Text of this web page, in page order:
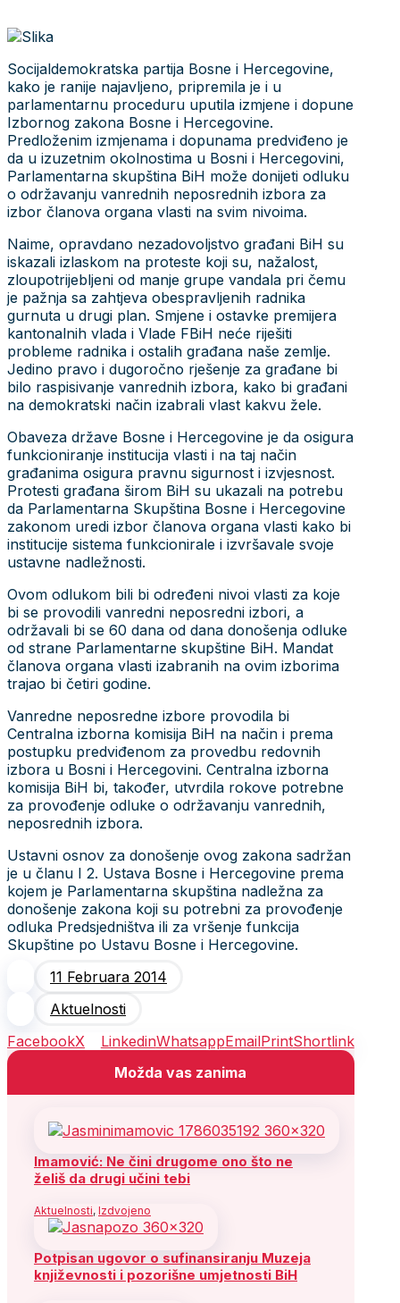
Socijaldemokratska partija Bosne i Hercegovine,
kako je ranije najavljeno, pripremila je i u
parlamentarnu proceduru uputila izmjene i dopune
Izbornog zakona Bosne i Hercegovine.
Predloženim izmjenama i dopunama predviđeno je
da u izuzetnim okolnostima u Bosni i Hercegovini,
Parlamentarna skupština BiH može donijeti odluku
o održavanju vanrednih neposrednih izbora za
izbor članova organa vlasti na svim nivoima.
Naime, opravdano nezadovoljstvo građani BiH su
iskazali izlaskom na proteste koji su, nažalost,
zloupotrijebljeni od manje grupe vandala pri čemu
je pažnja sa zahtjeva obespravljenih radnika
gurnuta u drugi plan. Smjene i ostavke premijera
kantonalnih vlada i Vlade FBiH neće riješiti
probleme radnika i ostalih građana naše zemlje.
Jedino pravo i dugoročno rješenje za građane bi
bilo raspisivanje vanrednih izbora, kako bi građani
na demokratski način izabrali vlast kakvu žele.
Obaveza države Bosne i Hercegovine je da osigura
funkcioniranje institucija vlasti i na taj način
građanima osigura pravnu sigurnost i izvjesnost.
Protesti građana širom BiH su ukazali na potrebu
da Parlamentarna Skupština Bosne i Hercegovine
zakonom uredi izbor članova organa vlasti kako bi
institucije sistema funkcionirale i izvršavale svoje
ustavne nadležnosti.
Ovom odlukom bili bi određeni nivoi vlasti za koje
bi se provodili vanredni neposredni izbori, a
održavali bi se 60 dana od dana donošenja odluke
od strane Parlamentarne skupštine BiH. Mandat
članova organa vlasti izabranih na ovim izborima
trajao bi četiri godine.
Vanredne neposredne izbore provodila bi
Centralna izborna komisija BiH na način i prema
postupku predviđenom za provedbu redovnih
izbora u Bosni i Hercegovini. Centralna izborna
komisija BiH bi, također, utvrdila rokove potrebne
za provođenje odluke o održavanju vanrednih,
neposrednih izbora.
Ustavni osnov za donošenje ovog zakona sadržan
je u članu I 2. Ustava Bosne i Hercegovine prema
kojem je Parlamentarna skupština nadležna za
donošenje zakona koji su potrebni za provođenje
odluka Predsjedništva ili za vršenje funkcija
Skupštine po Ustavu Bosne i Hercegovine.
11 Februara 2014
Aktuelnosti
FacebookX LinkedinWhatsappEmailPrintShortlink
Možda vas zanima
Imamović: Ne čini drugome ono što ne
želiš da drugi učini tebi
Aktuelnosti, Izdvojeno
Potpisan ugovor o sufinansiranju Muzeja
književnosti i pozorišne umjetnosti BiH